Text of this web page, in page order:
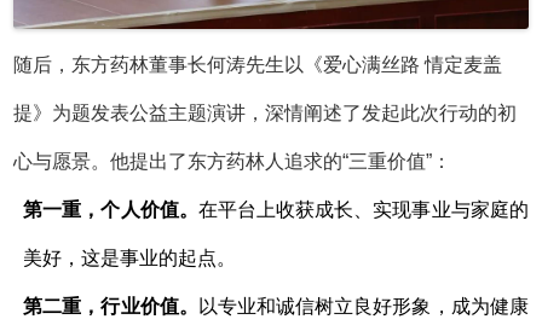
随后，东方药林董事长何涛先生以《爱心满丝路 情定麦盖
提》为题发表公益主题演讲，深情阐述了发起此次行动的初
心与愿景。他提出了东方药林人追求的“三重价值”：
第一重，个人价值。 在平台上收获成长、实现事业与家庭的
美好，这是事业的起点。
第二重，行业价值。 以专业和诚信树立良好形象，成为健康